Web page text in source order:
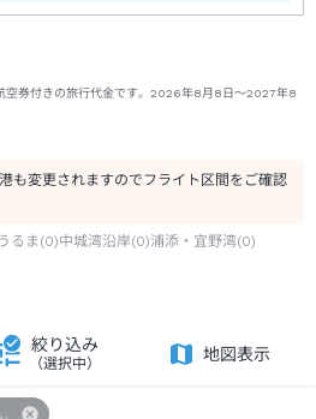
空券付きの旅行代金です。2026年8月8日～2027年8
も変更されますのでフライト区間をご確認
うるま (0)中城湾沿岸(0)浦添・宜野湾(0)
絞り込み
（選択中）
地図表示
リゾート